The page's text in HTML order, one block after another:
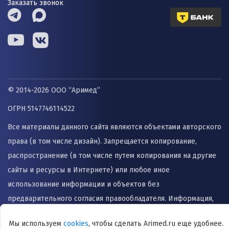
Заказать звонок
© 2014-2026 ООО “Аримед”
ОГРН 5147746114522
Все материалы данного сайта являются объектами авторского
права (в том числе дизайн). Запрещается копирование,
распространение (в том числе путем копирования на другие
сайты и ресурсы в Интернете) или любое иное
использование информации и объектов без
предварительного согласия правообладателя. Информация,
Мы используем cookies, чтобы сделать Arimed.ru еще удобнее.